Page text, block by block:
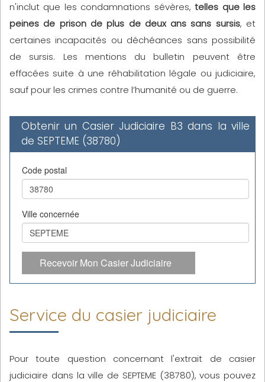
n'inclut que les condamnations sévères,telles que les
peines de prison de plus de deux ans sans sursis, et
certaines incapacités ou déchéances sans possibilité
de sursis. Les mentions du bulletin peuvent être
effacées suite à une réhabilitation légale ou judiciaire,
sauf pour les crimes contre l’humanité ou de guerre.
Obtenir un Casier Judiciaire B3 dans la ville
de SEPTEME (38780)
Code postal
Ville concernée
Recevoir Mon Casier Judiciaire
Service du casier judiciaire
Pour toute question concernant l'extrait de casier
judiciaire dans la ville de SEPTEME (38780), vous pouvez